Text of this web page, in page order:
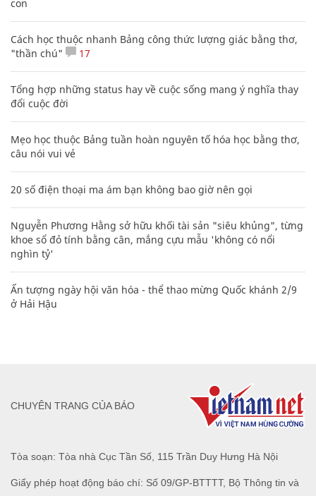
con
Cách học thuộc nhanh Bảng công thức lượng giác bằng thơ,
"thần chú"
17
Tổng hợp những status hay về cuộc sống mang ý nghĩa thay
đổi cuộc đời
Mẹo học thuộc Bảng tuần hoàn nguyên tố hóa học bằng thơ,
câu nói vui vẻ
20 số điện thoại ma ám bạn không bao giờ nên gọi
Nguyễn Phương Hằng sở hữu khối tài sản "siêu khủng", từng
khoe sổ đỏ tính bằng cân, mắng cựu mẫu 'không có nổi
nghìn tỷ'
Ấn tượng ngày hội văn hóa - thể thao mừng Quốc khánh 2/9
ở Hải Hậu
Tòa soạn: Tòa nhà Cục Tần Số, 115 Trần Duy Hưng Hà Nội
Giấy phép hoạt động báo chí: Số 09/GP-BTTTT, Bộ Thông tin và
CHUYÊN TRANG CỦA BÁO